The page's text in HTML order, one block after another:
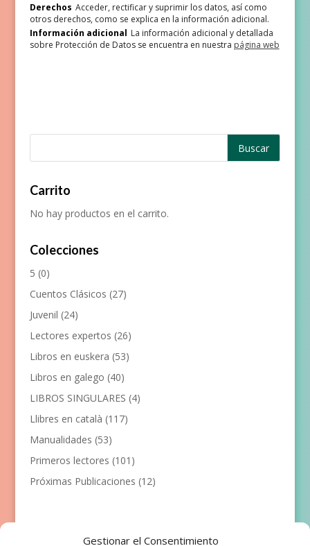
Gestionar el Consentimiento
Derechos Acceder, rectificar y suprimir los datos, así como
otros derechos, como se explica en la información adicional.
Información adicional La información adicional y detallada
sobre Protección de Datos se encuentra en nuestra página web
Carrito
No hay productos en el carrito.
Colecciones
5 (0)
Cuentos Clásicos (27)
Juvenil (24)
Lectores expertos (26)
Libros en euskera (53)
Libros en galego (40)
LIBROS SINGULARES (4)
Llibres en català (117)
Manualidades (53)
Primeros lectores (101)
Próximas Publicaciones (12)